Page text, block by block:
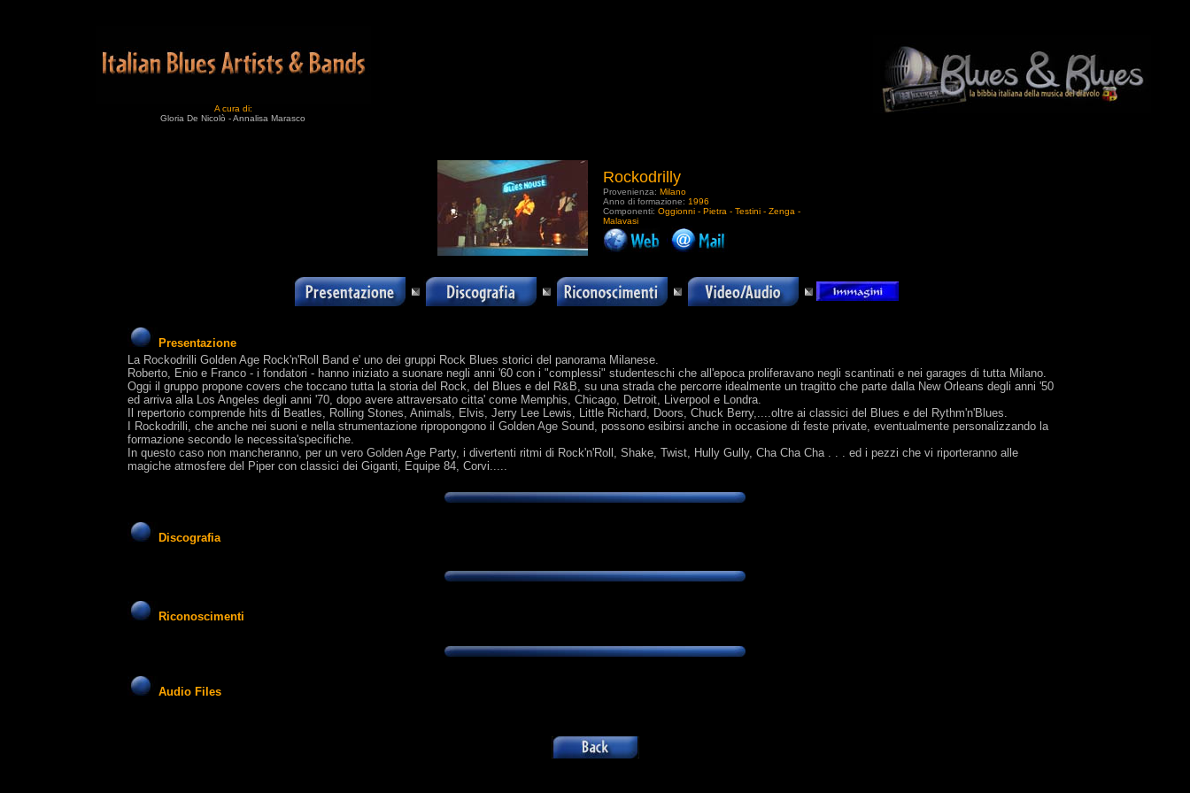
A cura di:
Gloria De Nicolò - Annalisa Marasco
Rockodrilly
Provenienza: Milano
Anno di formazione: 1996
Componenti: Oggionni - Pietra - Testini - Zenga -
Malavasi
Presentazione
La Rockodrilli Golden Age Rock'n'Roll Band e' uno dei gruppi Rock Blues storici del panorama Milanese.
Roberto, Enio e Franco - i fondatori - hanno iniziato a suonare negli anni '60 con i "complessi" studenteschi che all'epoca proliferavano negli scantinati e nei garages di tutta Milano.
Oggi il gruppo propone covers che toccano tutta la storia del Rock, del Blues e del R&B, su una strada che percorre idealmente un tragitto che parte dalla New Orleans degli anni '50
ed arriva alla Los Angeles degli anni '70, dopo avere attraversato citta' come Memphis, Chicago, Detroit, Liverpool e Londra.
Il repertorio comprende hits di Beatles, Rolling Stones, Animals, Elvis, Jerry Lee Lewis, Little Richard, Doors, Chuck Berry,....oltre ai classici del Blues e del Rythm'n'Blues.
I Rockodrilli, che anche nei suoni e nella strumentazione ripropongono il Golden Age Sound, possono esibirsi anche in occasione di feste private, eventualmente personalizzando la
formazione secondo le necessita'specifiche.
In questo caso non mancheranno, per un vero Golden Age Party, i divertenti ritmi di Rock'n'Roll, Shake, Twist, Hully Gully, Cha Cha Cha . . . ed i pezzi che vi riporteranno alle
magiche atmosfere del Piper con classici dei Giganti, Equipe 84, Corvi.....
Discografia
Riconoscimenti
Audio Files